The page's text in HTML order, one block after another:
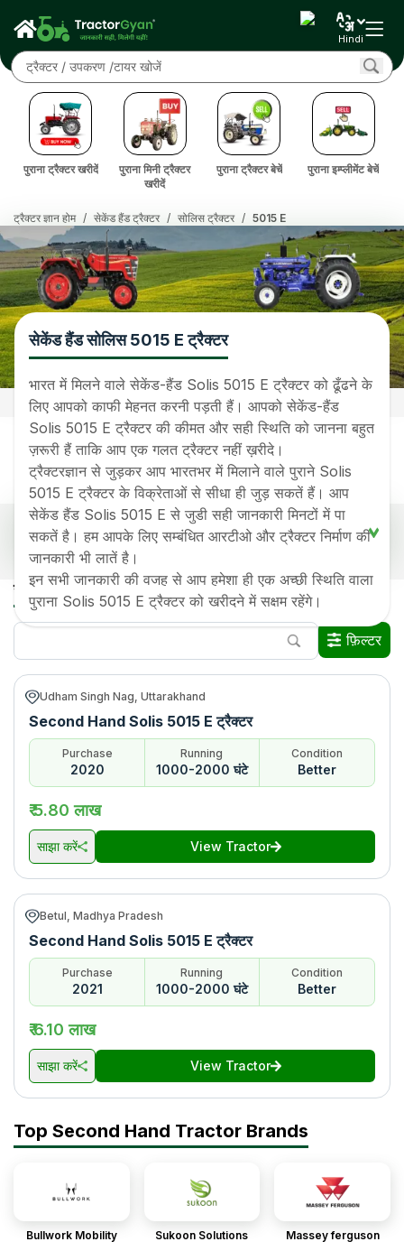
Hindi
पुराना ट्रैक्टर खरीदें
पुराना मिनी ट्रैक्टर
खरीदें
पुराना ट्रैक्टर बेचें पुराना इम्प्लीमेंट बेचें
ट्रैक्टर ज्ञान होम / सेकेंड हैंड ट्रैक्टर / सोलिस ट्रैक्टर / 5015 E
सेकेंड हैंड सोलिस 5015 E ट्रैक्टर
भारत में मिलने वाले सेकेंड-हैंड Solis 5015 E ट्रैक्टर को ढूँढने के
लिए आपको काफी मेहनत करनी पड़ती हैं। आपको सेकेंड-हैंड
Solis 5015 E ट्रैक्टर की कीमत और सही स्थिति को जानना बहुत
ज़रूरी हैं ताकि आप एक गलत ट्रैक्टर नहीं ख़रीदे।
ट्रैक्टरज्ञान से जुड़कर आप भारतभर में मिलाने वाले पुराने Solis
5015 E ट्रैक्टर के विक्रेताओं से सीधा ही जुड़ सकतें हैं। आप
सेकेंड हैंड Solis 5015 E से जुडी सही जानकारी मिनटों में पा
सकतें है। हम आपके लिए सम्बंधित आरटीओ और ट्रैक्टर निर्माण की
जानकारी भी लातें है।
इन सभी जानकारी की वजह से आप हमेशा ही एक अच्छी स्थिति वाला
पुराना Solis 5015 E ट्रैक्टर को खरीदने में सक्षम रहेंगे।
लोकप्रिय सेकेंड हैंड सोलिस 5015 E ट्रैक्टर प्राइस लिस्ट 2026
भारत में
Old Tractor Model Tractor HP Tractor Price
610000
जानकारी अंतिम बार अपडेट हुई:7 Aug 2026
*कीमत राज्य के अनुसार बदल सकती है, अपने शहर की कीमत जानने के लिए देखें
सभी सोलिस 5015 E सेकेंड हैंड ट्रैक्टर भारत में
फ़िल्टर
Udham Singh Nag, Uttarakhand
Second Hand Solis 5015 E ट्रैक्टर
Purchase
2020
Running
1000-2000 घंटे
Condition
Better
₹ 5.80 लाख
साझा करें View Tractor
Betul, Madhya Pradesh
Second Hand Solis 5015 E ट्रैक्टर
Purchase
2021
Running
1000-2000 घंटे
Condition
Better
₹ 6.10 लाख
साझा करें View Tractor
Top Second Hand Tractor Brands
Bullwork Mobility Sukoon Solutions Massey ferguson